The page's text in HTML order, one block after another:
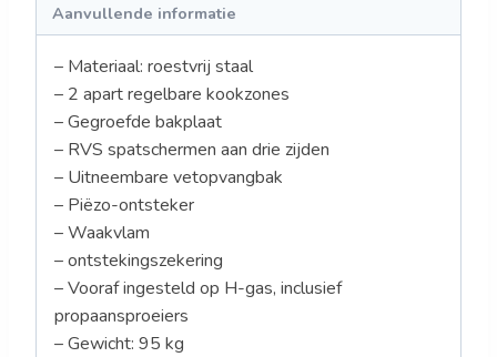
Aanvullende informatie
– Materiaal: roestvrij staal
– 2 apart regelbare kookzones
– Gegroefde bakplaat
– RVS spatschermen aan drie zijden
– Uitneembare vetopvangbak
– Piëzo-ontsteker
– Waakvlam
– ontstekingszekering
– Vooraf ingesteld op H-gas, inclusief
propaansproeiers
– Gewicht: 95 kg